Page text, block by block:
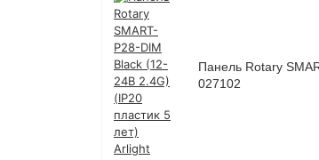
Панель Rotary
027102